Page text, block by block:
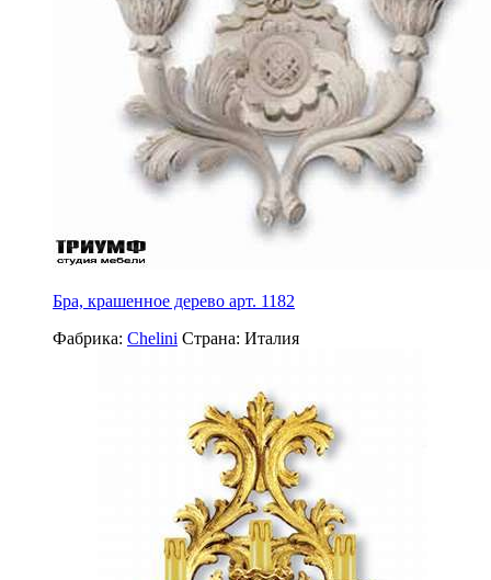
Бра, крашенное дерево арт. 1182
Фабрика: Chelini Страна: Италия